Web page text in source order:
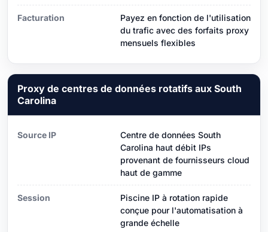
Facturation
Payez en fonction de l'utilisation
du trafic avec des forfaits proxy
mensuels flexibles
Proxy de centres de données rotatifs aux South
Carolina
Source IP
Centre de données South
Carolina haut débit IPs
provenant de fournisseurs cloud
haut de gamme
Session
Piscine IP à rotation rapide
conçue pour l'automatisation à
grande échelle